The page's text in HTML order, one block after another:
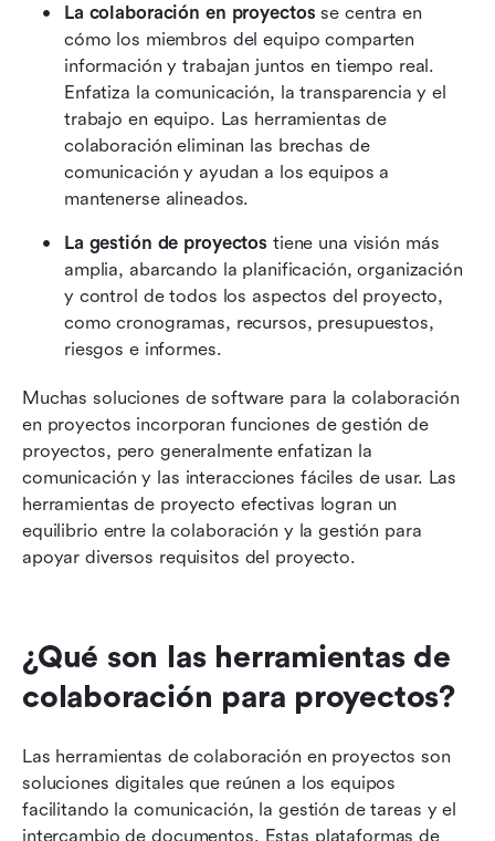
La colaboración en proyectos se centra en
cómo los miembros del equipo comparten
información y trabajan juntos en tiempo real.
Enfatiza la comunicación, la transparencia y el
trabajo en equipo. Las herramientas de
colaboración eliminan las brechas de
comunicación y ayudan a los equipos a
mantenerse alineados.
La gestión de proyectos tiene una visión más
amplia, abarcando la planificación, organización
y control de todos los aspectos del proyecto,
como cronogramas, recursos, presupuestos,
riesgos e informes.
Muchas soluciones de software para la colaboración
en proyectos incorporan funciones de gestión de
proyectos, pero generalmente enfatizan la
comunicación y las interacciones fáciles de usar. Las
herramientas de proyecto efectivas logran un
equilibrio entre la colaboración y la gestión para
apoyar diversos requisitos del proyecto.
¿Qué son las herramientas de
colaboración para proyectos?
Las herramientas de colaboración en proyectos son
soluciones digitales que reúnen a los equipos
facilitando la comunicación, la gestión de tareas y el
intercambio de documentos. Estas plataformas de